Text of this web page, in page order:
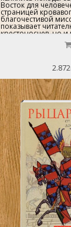
Восток для
страницей
благочестивой
показывает
крестоносцев, но и
которыми им
бок и бороться